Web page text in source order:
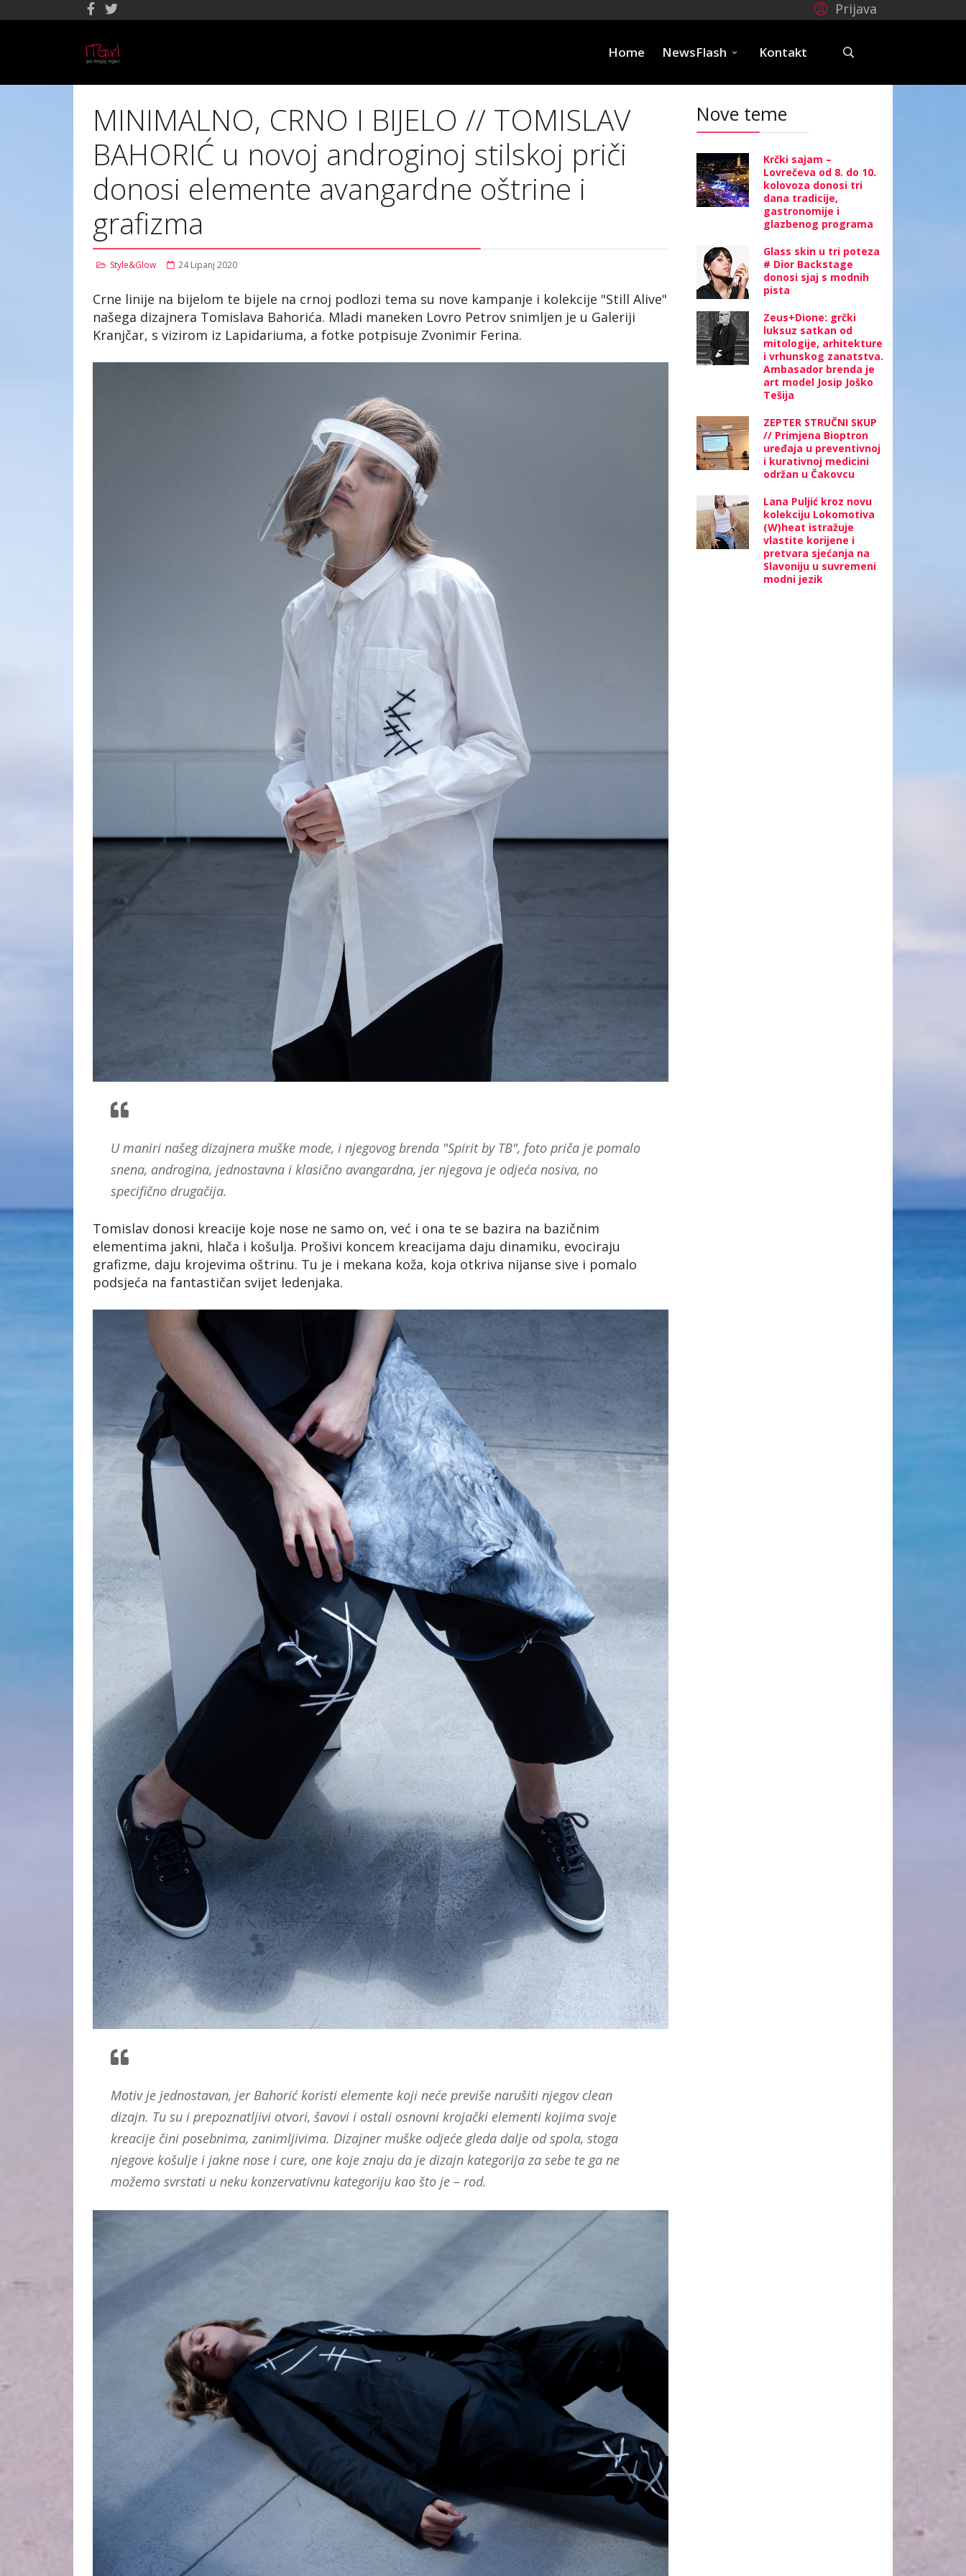
Prijava
Home NewsFlash Kontakt
MINIMALNO, CRNO I BIJELO // TOMISLAV
BAHORIĆ u novoj androginoj stilskoj priči
donosi elemente avangardne oštrine i
grafizma
Style&Glow 24 Lipanj 2020
Crne linije na bijelom te bijele na crnoj podlozi tema su nove kampanje i kolekcije "Still Alive"
našega dizajnera Tomislava Bahorića. Mladi maneken Lovro Petrov snimljen je u Galeriji
Kranjčar, s vizirom iz Lapidariuma, a fotke potpisuje Zvonimir Ferina.
U maniri našeg dizajnera muške mode, i njegovog brenda "Spirit by TB", foto priča je pomalo
snena, androgina, jednostavna i klasično avangardna, jer njegova je odjeća nosiva, no
specifično drugačija.
Tomislav donosi kreacije koje nose ne samo on, već i ona te se bazira na bazičnim
elementima jakni, hlača i košulja. Prošivi koncem kreacijama daju dinamiku, evociraju
grafizme, daju krojevima oštrinu. Tu je i mekana koža, koja otkriva nijanse sive i pomalo
podsjeća na fantastičan svijet ledenjaka.
Motiv je jednostavan, jer Bahorić koristi elemente koji neće previše narušiti njegov clean
dizajn. Tu su i prepoznatljivi otvori, šavovi i ostali osnovni krojački elementi kojima svoje
kreacije čini posebnima, zanimljivima. Dizajner muške odjeće gleda dalje od spola, stoga
njegove košulje i jakne nose i cure, one koje znaju da je dizajn kategorija za sebe te ga ne
možemo svrstati u neku konzervativnu kategoriju kao što je – rod.
Nove teme
Krčki sajam –
Lovrečeva od 8. do 10.
kolovoza donosi tri
dana tradicije,
gastronomije i
glazbenog programa
Glass skin u tri poteza
# Dior Backstage
donosi sjaj s modnih
pista
Zeus+Dione: grčki
luksuz satkan od
mitologije, arhitekture
i vrhunskog zanatstva.
Ambasador brenda je
art model Josip Joško
Tešija
ZEPTER STRUČNI SKUP
// Primjena Bioptron
uređaja u preventivnoj
i kurativnoj medicini
održan u Čakovcu
Lana Puljić kroz novu
kolekciju Lokomotiva
(W)heat istražuje
vlastite korijene i
pretvara sjećanja na
Slavoniju u suvremeni
modni jezik